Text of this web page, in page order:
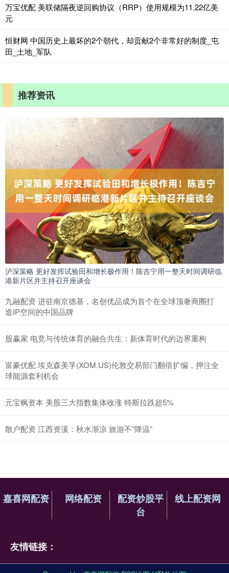
万宝优配 美联储隔夜逆回购协议（RRP）使用规模为11.22亿美
元
恒财网 中国历史上最坏的2个朝代，却贡献2个非常好的制度_屯
田_土地_军队
推荐资讯
泸深策略 更好发挥试验田和增长极作用！陈吉宁用一整天时间调研临
港新片区并主持召开座谈会
九融配资 进驻南京德基，名创优品成为首个在全球顶奢商圈打
造IP空间的中国品牌
股赢家 电竞与传统体育的融合共生：新体育时代的边界重构
富豪优配 埃克森美孚(XOM.US)伦敦交易部门翻倍扩编，押注全
球能源套利机会
元宝枫资本 美股三大指数集体收涨 特斯拉跌超5%
散户配资 江西资溪：秋水渐凉 旅游不“降温”
嘉喜网配资 网络配资
配资炒股平
台
线上配资网
友情链接：